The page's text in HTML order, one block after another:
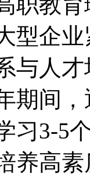
型企
与人
期间
习3-5
养高